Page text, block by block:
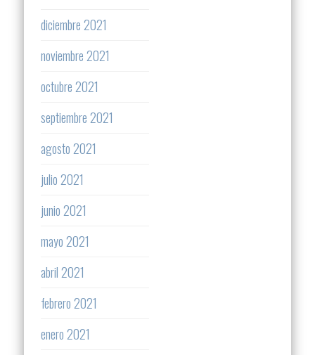
diciembre 2021
noviembre 2021
octubre 2021
septiembre 2021
agosto 2021
julio 2021
junio 2021
mayo 2021
abril 2021
febrero 2021
enero 2021